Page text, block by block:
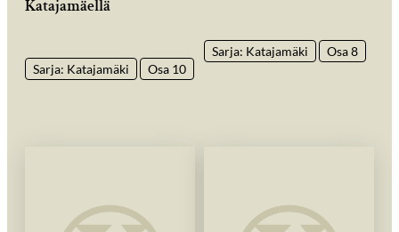
Katajamäellä
Sarja: Katajamäki Osa 10
Sarja: Katajamäki Osa 8